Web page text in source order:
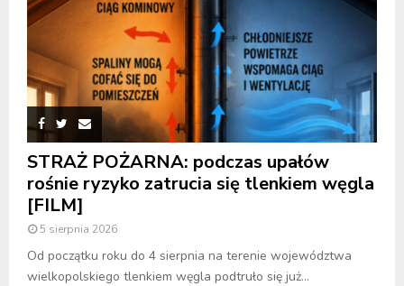
STRAŻ POŻARNA: podczas upałów
rośnie ryzyko zatrucia się tlenkiem węgla
[FILM]
5 sierpnia 2026
Od początku roku do 4 sierpnia na terenie województwa
wielkopolskiego tlenkiem węgla podtruło się już...